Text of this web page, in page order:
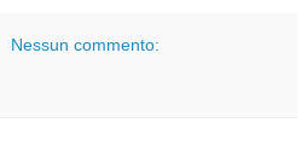
Nessun commento: